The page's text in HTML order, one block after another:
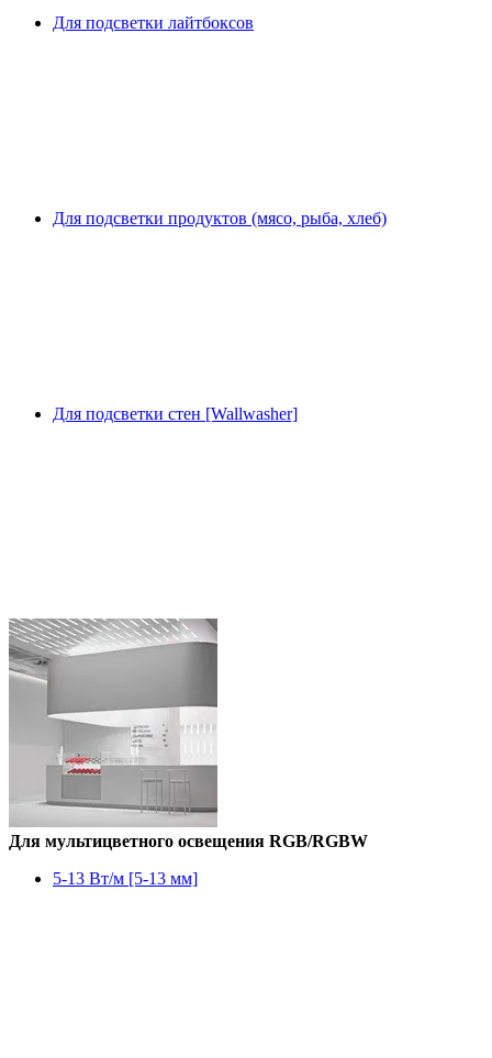
Для подсветки лайтбоксов
Для подсветки продуктов (мясо, рыба, хлеб)
Для подсветки стен [Wallwasher]
Для мультицветного освещения RGB/RGBW
5-13 Вт/м [5-13 мм]